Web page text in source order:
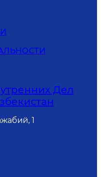
Дел
1